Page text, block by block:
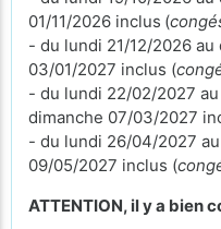
01/11/2026 inclus (
- du lundi 21/12/2026 au
03/01/2027 inclus (
- du lundi 22/02/2027 au
dimanche 07/03/2027
- du lundi 26/04/2027
09/05/2027 inclus (
ATTENTION, il y a bien